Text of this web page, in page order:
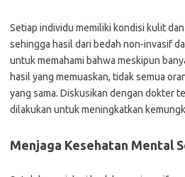
Setiap individu memiliki kondisi kulit
sehingga hasil dari bedah non-invasif
untuk memahami bahwa meskipun
hasil yang memuaskan, tidak semua
yang sama. Diskusikan dengan dokter
dilakukan untuk meningkatkan
Menjaga Kesehatan Mental